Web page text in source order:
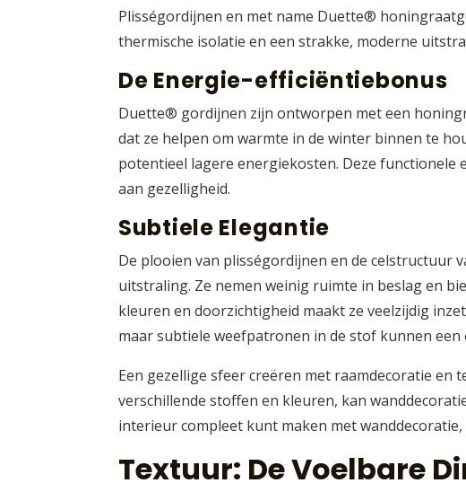
Plisségordijnen en met name Duette®
thermische isolatie en een strakke, moderne
De Energie-efficiëntiebonus
Duette® gordijnen zijn ontworpen met een
dat ze helpen om warmte in de winter binnen te
potentieel lagere energiekosten. Deze functionele
aan gezelligheid.
Subtiele Elegantie
De plooien van plisségordijnen en de celstructuur
uitstraling. Ze nemen weinig ruimte in beslag en
kleuren en doorzichtigheid maakt ze veelzijdig
maar subtiele weefpatronen in de stof kunnen
Een gezellige sfeer creëren met raamdecoratie
verschillende stoffen en kleuren, kan
interieur compleet kunt maken met wanddecoratie,
Textuur: De Voelbare